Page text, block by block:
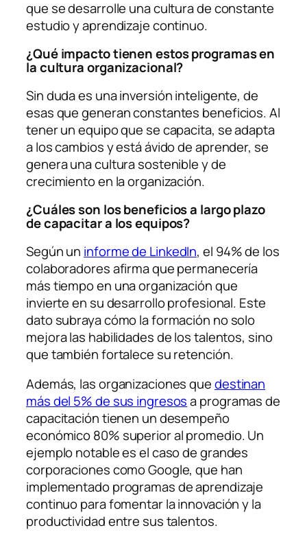
que se desarrolle una cultura de constante
estudio y aprendizaje continuo.
¿Qué impacto tienen estos programas en
la cultura organizacional?
Sin duda es una inversión inteligente, de
esas que generan constantes beneficios. Al
tener un equipo que se capacita, se adapta
a los cambios y está ávido de aprender, se
genera una cultura sostenible y de
crecimiento en la organización.
¿Cuáles son los beneficios a largo plazo
de capacitar a los equipos?
Según un informe de LinkedIn, el 94% de los
colaboradores afirma que permanecería
más tiempo en una organización que
invierte en su desarrollo profesional. Este
dato subraya cómo la formación no solo
mejora las habilidades de los talentos, sino
que también fortalece su retención.
Además, las organizaciones quedestinan
más del 5% de sus ingresosa programas de
capacitación tienen un desempeño
económico 80% superior al promedio. Un
ejemplo notable es el caso de grandes
corporaciones como Google, que han
implementado programas de aprendizaje
continuo para fomentar la innovación y la
productividad entre sus talentos.